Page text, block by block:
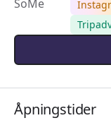
SoMe
Åpningstider